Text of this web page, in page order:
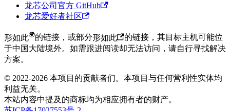
龙芯公司官方 GitHub
龙芯爱好者社区
形如此 的链接，或部分形如此
的链接，其目标主机可能位
于中国大陆境外。 如需跟进阅读却无法访问，请自行寻找解决
方案。
© 2022-2026 本项目的贡献者们。本项目与任何营利性实体均
利益无关。
本站内容中提及的商标均为相应拥有者的财产。